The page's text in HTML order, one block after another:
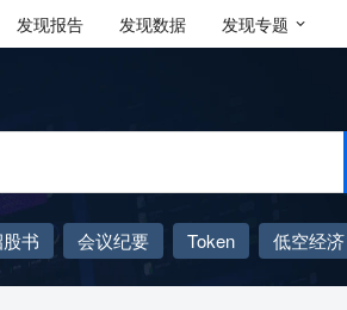
发现报告 发现数据 发现专题
书 会议纪要 Token 低空经济
大模型